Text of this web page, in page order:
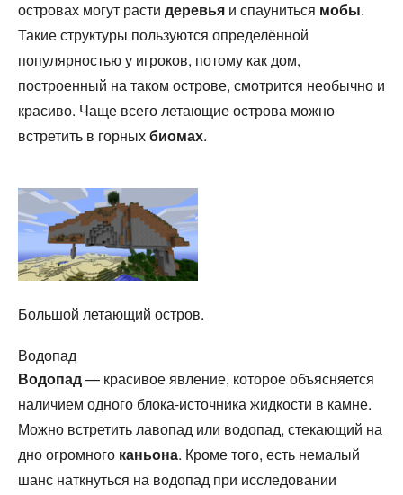
островах могут расти деревья и спауниться мобы.
Такие структуры пользуются определённой
популярностью у игроков, потому как дом,
построенный на таком острове, смотрится необычно и
красиво. Чаще всего летающие острова можно
встретить в горныхбиомах.
Большой летающий остров.
Водопад
Водопад— красивое явление, которое объясняется
наличием одного блока-источника жидкости в камне.
Можно встретить лавопад или водопад, стекающий на
дно огромного каньона. Кроме того, есть немалый
шанс наткнуться на водопад при исследовании